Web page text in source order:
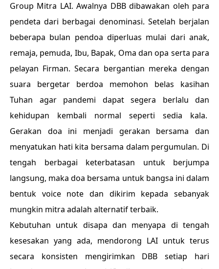
Group Mitra LAI. Awalnya DBB dibawakan oleh para
pendeta dari berbagai denominasi. Setelah berjalan
beberapa bulan pendoa diperluas mulai dari anak,
remaja, pemuda, Ibu, Bapak, Oma dan opa serta para
pelayan Firman. Secara bergantian mereka dengan
suara bergetar berdoa memohon belas kasihan
Tuhan agar pandemi dapat segera berlalu dan
kehidupan kembali normal seperti sedia kala.
Gerakan doa ini menjadi gerakan bersama dan
menyatukan hati kita bersama dalam pergumulan. Di
tengah berbagai keterbatasan untuk berjumpa
langsung, maka doa bersama untuk bangsa ini dalam
bentuk voice note dan dikirim kepada sebanyak
mungkin mitra adalah alternatif terbaik.
Kebutuhan untuk disapa dan menyapa di tengah
kesesakan yang ada, mendorong LAI untuk terus
secara konsisten mengirimkan DBB setiap hari